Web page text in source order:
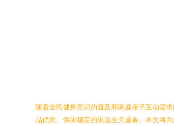
随着全民健身意识的普及和家庭亲子互动需
品优质、供应稳定的渠道至关重要。本文将